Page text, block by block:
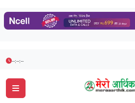
--:--:--